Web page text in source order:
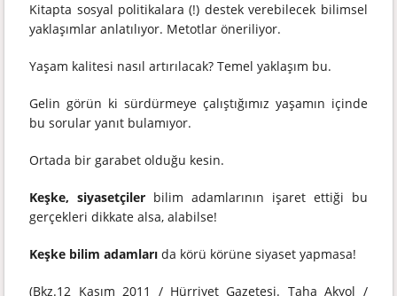
Kitapta sosyal politikalara (!) destek verebilecek bilimsel
yaklaşımlar anlatılıyor. Metotlar öneriliyor.
Yaşam kalitesi nasıl artırılacak? Temel yaklaşım bu.
Gelin görün ki sürdürmeye çalıştığımız yaşamın içinde
bu sorular yanıt bulamıyor.
Ortada bir garabet olduğu kesin.
Keşke, siyasetçiler bilim adamlarının işaret ettiği bu
gerçekleri dikkate alsa, alabilse!
Keşke bilim adamlarıda körü körüne siyaset yapmasa!
(Bkz.12 Kasım 2011 / Hürriyet Gazetesi. Taha Akyol /